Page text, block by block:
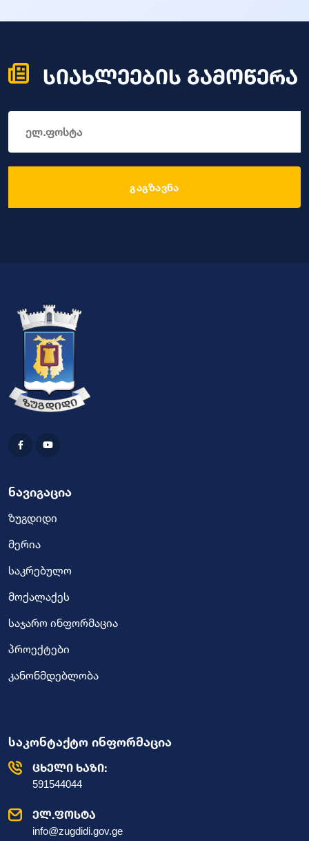
სიახლეების გამოწერა
გაგზავნა
ნავიგაცია
ზუგდიდი
მერია
საკრებულო
მოქალაქეს
საჯარო ინფორმაცია
პროექტები
კანონმდებლობა
საკონტაქტო ინფორმაცია
ცხელი ხაზი:
591544044
ელ.ფოსტა
info@zugdidi.gov.ge